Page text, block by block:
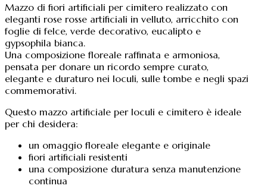
Mazzo di fiori artificiali per cimitero realizzato con
eleganti rose rosse artificiali in velluto, arricchito con
foglie di felce, verde decorativo, eucalipto e
gypsophila bianca.
Una composizione floreale raffinata e armoniosa,
pensata per donare un ricordo sempre curato,
elegante e duraturo nei loculi, sulle tombe e negli spazi
commemorativi.
Questo mazzo artificiale per loculi e cimitero è ideale
per chi desidera:
un omaggio floreale elegante e originale
fiori artificiali resistenti
una composizione duratura senza manutenzione
continua